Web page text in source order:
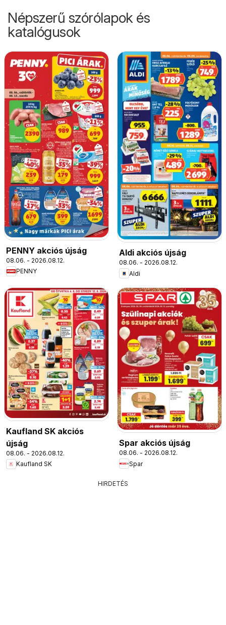
Népszerű szórólapok és
katalógusok
PENNY akciós újság
08.06. - 2026.08.12.
PENNY
Aldi akciós újság
08.06. - 2026.08.12.
Aldi
Kaufland SK akciós
újság
08.06. - 2026.08.12.
Kaufland SK
Spar akciós újság
08.06. - 2026.08.12.
Spar
HIRDETÉS